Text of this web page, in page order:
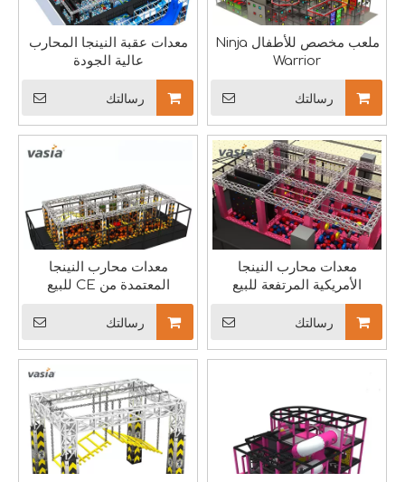
نحن نصمم حلول ملاعب مخصصة مصممة خصيصًا لتناسب الجماليات
معدات عقبة النينجا المحارب
عالية الجودة
رسالتك
ملعب مخصص للأطفال Ninja
Warrior
رسالتك
معدات محارب النينجا
المعتمدة من CE للبيع
رسالتك
معدات محارب النينجا
الأمريكية المرتفعة للبيع
رسالتك